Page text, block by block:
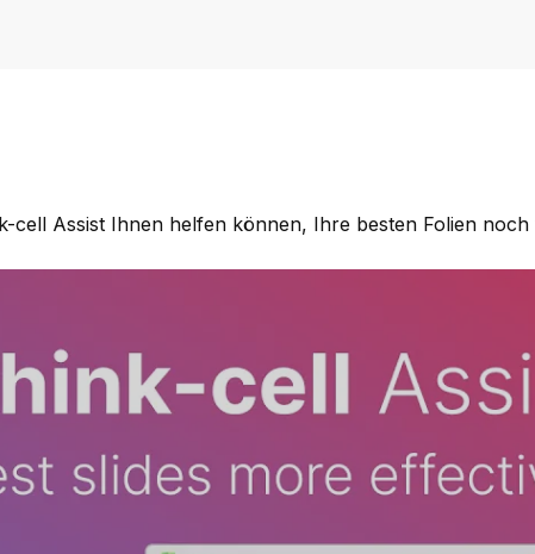
cell Assist Ihnen helfen können, Ihre besten Folien